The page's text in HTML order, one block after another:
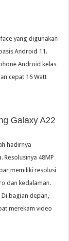
yang digunakan
Android 11.
Android kelas
cepat 15 Watt
Galaxy A22
hadirnya
48MP
memiliki resolusi
dan kedalaman.
bagian depan,
merekam video